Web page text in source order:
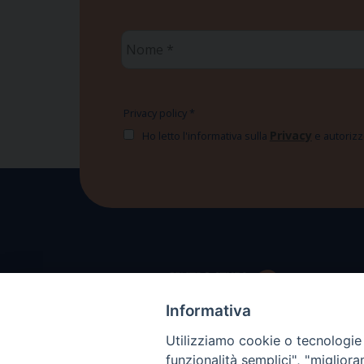
Privacy policy *
Ho letto l'informativa sulla Privacy e
Informativa
Utilizziamo cookie o
funzionalità semplici",